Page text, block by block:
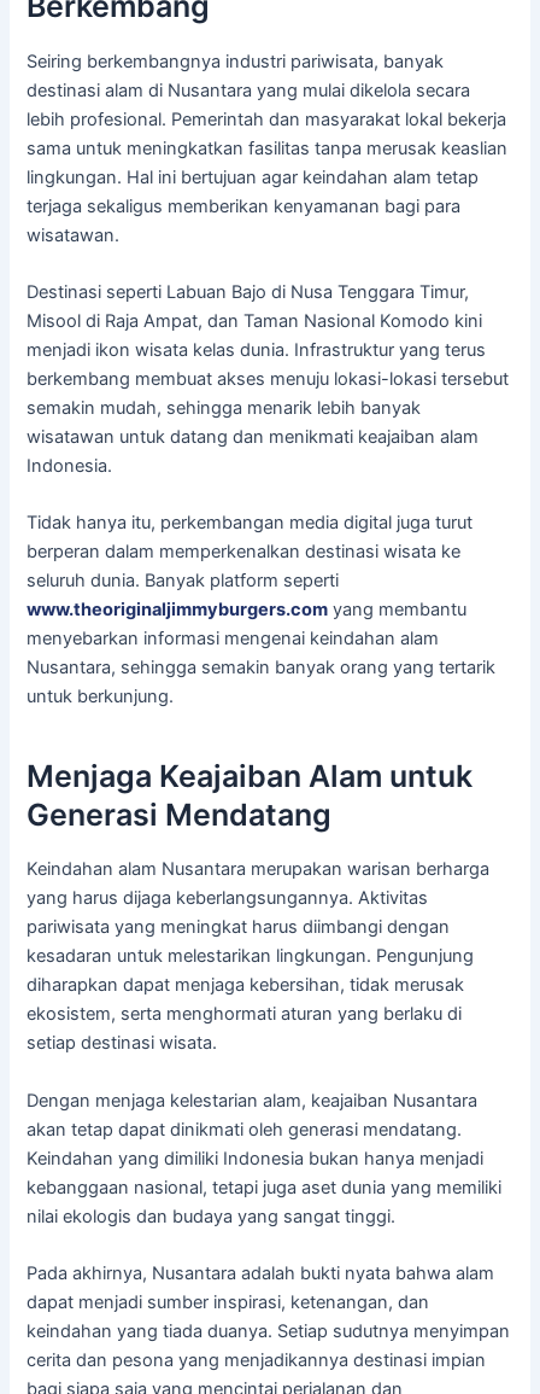
Seiring berkembangnya industri pariwisata, banyak
destinasi alam di Nusantara yang mulai dikelola secara
lebih profesional. Pemerintah dan masyarakat lokal bekerja
sama untuk meningkatkan fasilitas tanpa merusak keaslian
lingkungan. Hal ini bertujuan agar keindahan alam tetap
terjaga sekaligus memberikan kenyamanan bagi para
wisatawan.
Destinasi seperti Labuan Bajo di Nusa Tenggara Timur,
Misool di Raja Ampat, dan Taman Nasional Komodo kini
menjadi ikon wisata kelas dunia. Infrastruktur yang terus
berkembang membuat akses menuju lokasi-lokasi tersebut
semakin mudah, sehingga menarik lebih banyak
wisatawan untuk datang dan menikmati keajaiban alam
Indonesia.
Tidak hanya itu, perkembangan media digital juga turut
berperan dalam memperkenalkan destinasi wisata ke
seluruh dunia. Banyak platform seperti
www.theoriginaljimmyburgers.com yang membantu
menyebarkan informasi mengenai keindahan alam
Nusantara, sehingga semakin banyak orang yang tertarik
untuk berkunjung.
Menjaga Keajaiban Alam untuk
Generasi Mendatang
Keindahan alam Nusantara merupakan warisan berharga
yang harus dijaga keberlangsungannya. Aktivitas
pariwisata yang meningkat harus diimbangi dengan
kesadaran untuk melestarikan lingkungan. Pengunjung
diharapkan dapat menjaga kebersihan, tidak merusak
ekosistem, serta menghormati aturan yang berlaku di
setiap destinasi wisata.
Dengan menjaga kelestarian alam, keajaiban Nusantara
akan tetap dapat dinikmati oleh generasi mendatang.
Keindahan yang dimiliki Indonesia bukan hanya menjadi
kebanggaan nasional, tetapi juga aset dunia yang memiliki
nilai ekologis dan budaya yang sangat tinggi.
Pada akhirnya, Nusantara adalah bukti nyata bahwa alam
dapat menjadi sumber inspirasi, ketenangan, dan
keindahan yang tiada duanya. Setiap sudutnya menyimpan
cerita dan pesona yang menjadikannya destinasi impian
bagi siapa saja yang mencintai perjalanan dan